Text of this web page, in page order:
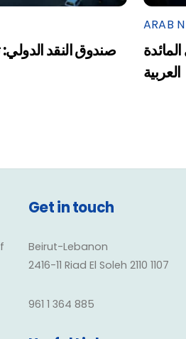
صندوق النقد
ARAB
العربية
Get in touch
Beirut-Lebanon
2416-11 Riad El Soleh 2110 1107
961 1 364 885